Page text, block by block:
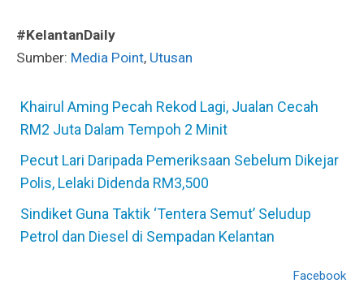
#KelantanDaily
Sumber: Media Point, Utusan
Khairul Aming Pecah Rekod Lagi, Jualan Cecah
RM2 Juta Dalam Tempoh 2 Minit
Pecut Lari Daripada Pemeriksaan Sebelum Dikejar
Polis, Lelaki Didenda RM3,500
Sindiket Guna Taktik ‘Tentera Semut’ Seludup
Petrol dan Diesel di Sempadan Kelantan
Facebook